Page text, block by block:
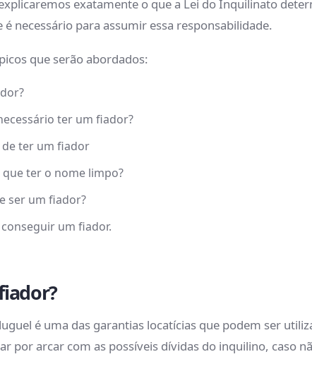
exatamente o que a Lei do Inquilinato
é necessário para assumir essa responsabilidade.
que serão abordados:
ter um fiador?
de ter um fiador
ter o nome limpo?
ser um fiador?
um fiador.
é uma das garantias locatícias que podem ser
por arcar com as possíveis dívidas do inquilino, caso